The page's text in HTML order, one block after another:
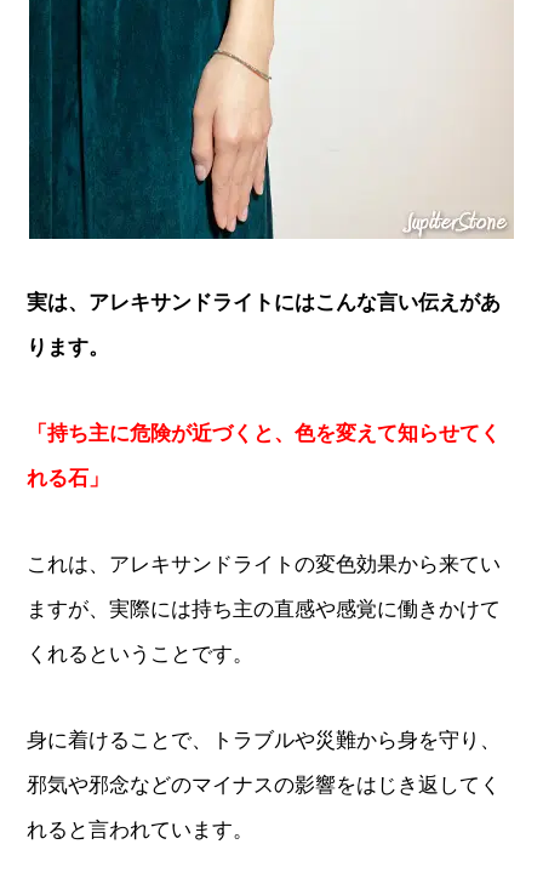
実は、アレキサンドライトにはこんな言い伝えがあ
ります。
「持ち主に危険が近づくと、色を変えて知らせてく
れる石」
これは、アレキサンドライトの変色効果から来てい
ますが、実際には持ち主の直感や感覚に働きかけて
くれるということです。
身に着けることで、トラブルや災難から身を守り、
邪気や邪念などのマイナスの影響をはじき返してく
れると言われています。